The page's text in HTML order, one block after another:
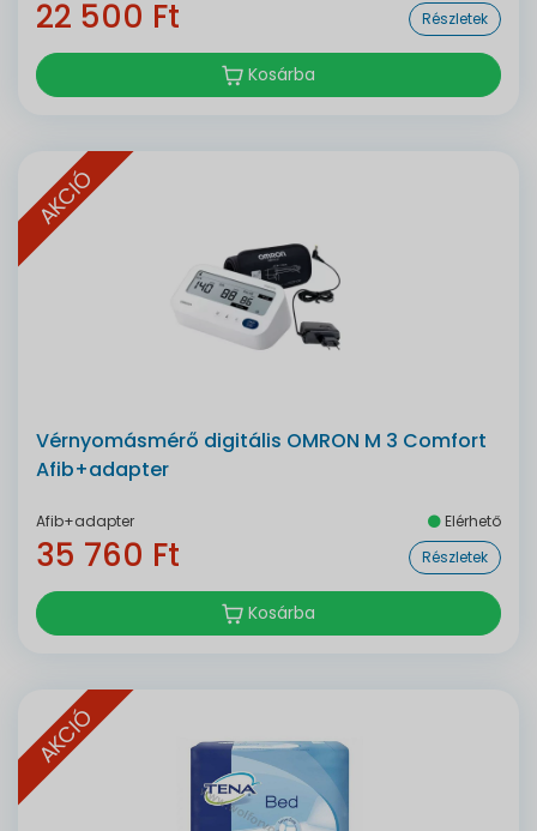
22 500 Ft Részletek
Kosárba
AKCIÓ
Vérnyomásmérő digitális OMRON M 3 Comfort
Afib+adapter
Afib+adapter Elérhető
35 760 Ft Részletek
Kosárba
AKCIÓ